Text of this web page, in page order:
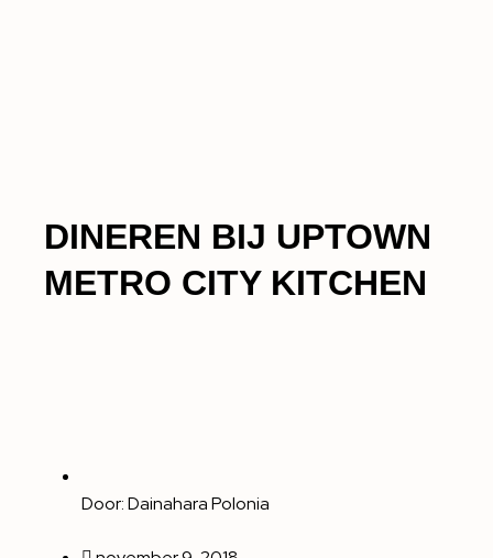
DINEREN BIJ UPTOWN
METRO CITY KITCHEN
Door:Dainahara Polonia